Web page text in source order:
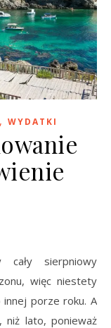
, WYDATKI
cały sierpniowy
więc niestety
innej porze roku. A
niż lato, ponieważ